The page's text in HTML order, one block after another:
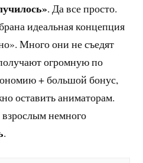
. Да все просто.
идеальная концепция
Много они не съедят
огромную по
+ большой бонус,
оставить аниматорам.
немного
.